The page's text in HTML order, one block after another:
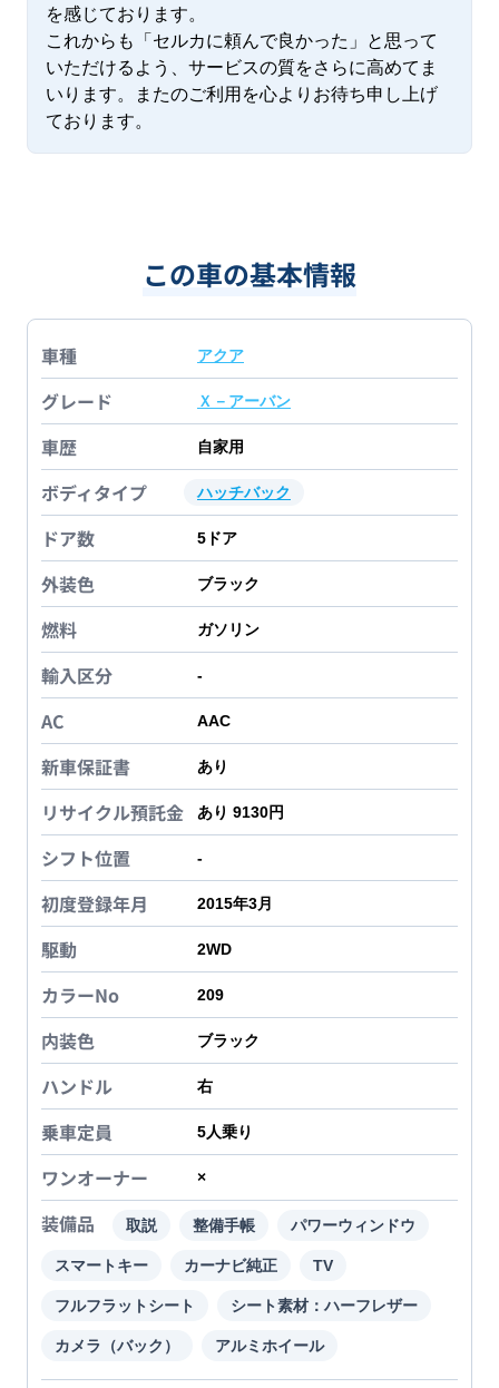
を感じております。
これからも「セルカに頼んで良かった」と思って
いただけるよう、サービスの質をさらに高めてま
いります。またのご利用を心よりお待ち申し上げ
ております。
この車の基本情報
車種 アクア
グレード Ｘ－アーバン
車歴 自家用
ボディタイプ ハッチバック
ドア数 5 ドア
外装色 ブラック
燃料 ガソリン
輸入区分 -
AC AAC
新車保証書 あり
リサイクル預託金 あり 9130円
シフト位置 -
初度登録年月 2015年3月
駆動 2WD
カラーNo 209
内装色 ブラック
ハンドル 右
乗車定員 5人乗り
ワンオーナー ×
装備品 取説 整備手帳 パワーウィンドウ
スマートキー カーナビ純正 TV
フルフラットシート シート素材：ハーフレザー
カメラ（バック） アルミホイール